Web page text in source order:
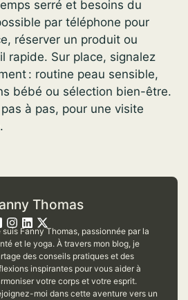
serré et besoins du
par téléphone pour
réserver un produit ou
rapide. Sur place, signalez
: routine peau sensible,
bébé ou sélection bien-être.
à pas, pour une visite
Thomas
suis Fanny Thomas, passionnée par la
et le yoga. À travers mon blog, je
des conseils pratiques et des
inspirantes pour vous aider à
votre corps et votre esprit.
moi dans cette aventure vers un